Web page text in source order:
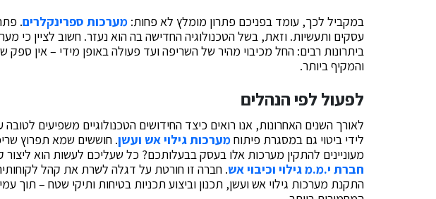
במקביל לכך, עומד בפניכם פתרון מומלץ לא פחות: מערכות ספרינקלרים.
עסקים ותעשיות. וזאת, בשל הטכנולוגיה החדישה בה הוא נעזר. חשוב לציין כי
ביתרונות רבים: החל מכיבוי מהיר של השריפה ועד פעולה באופן מידי – אין
והמקיף ביותר.
לפעול לפי הנהלים
לאורך השנים האחרונות, אנו רואים כיצד החידושים הטכנולוגיים משפיעים
לידי ביטוי גם במסגרת פיתוחמערכות גילוי אש ועשן. חוששים שמא תפרוץ
מעוניינים להתקין מערכות אלו בעסק בבעלותכם? כל שעליכם לעשות הוא
חברת י.מ.מ גילוי וכיבוי אש. חברה זו חורטת על דגלה לשרת את קהל
התקנת מערכות גילוי אש ועשן, תכנון וביצוע תכניות בטיחות ותיקי שטח – תוך